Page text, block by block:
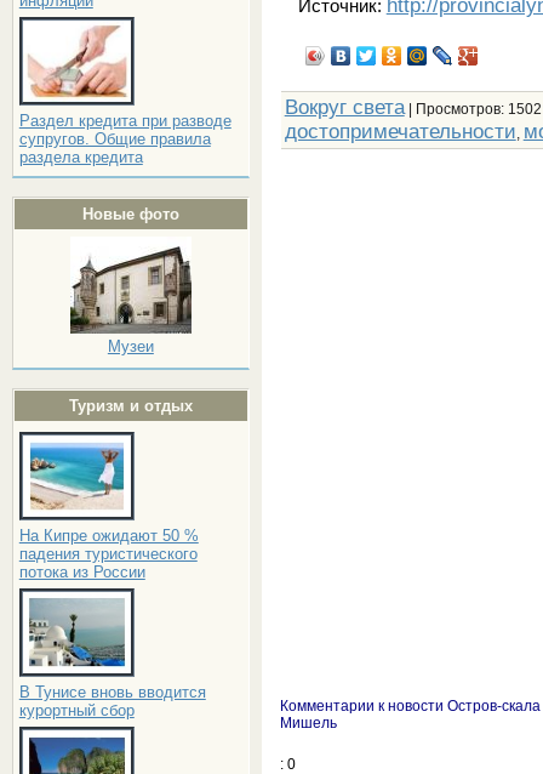
Раздел кредита при разводе
супругов. Общие правила
раздела кредита
Новые фото
Музеи
Туризм и отдых
На Кипре ожидают 50 %
падения туристического
потока из России
В Тунисе вновь вводится
курортный сбор
Источник: http://
Вокруг света| Просмотров:
достопримечательности
Комментарии к новости Остров-
Мишель
: 0